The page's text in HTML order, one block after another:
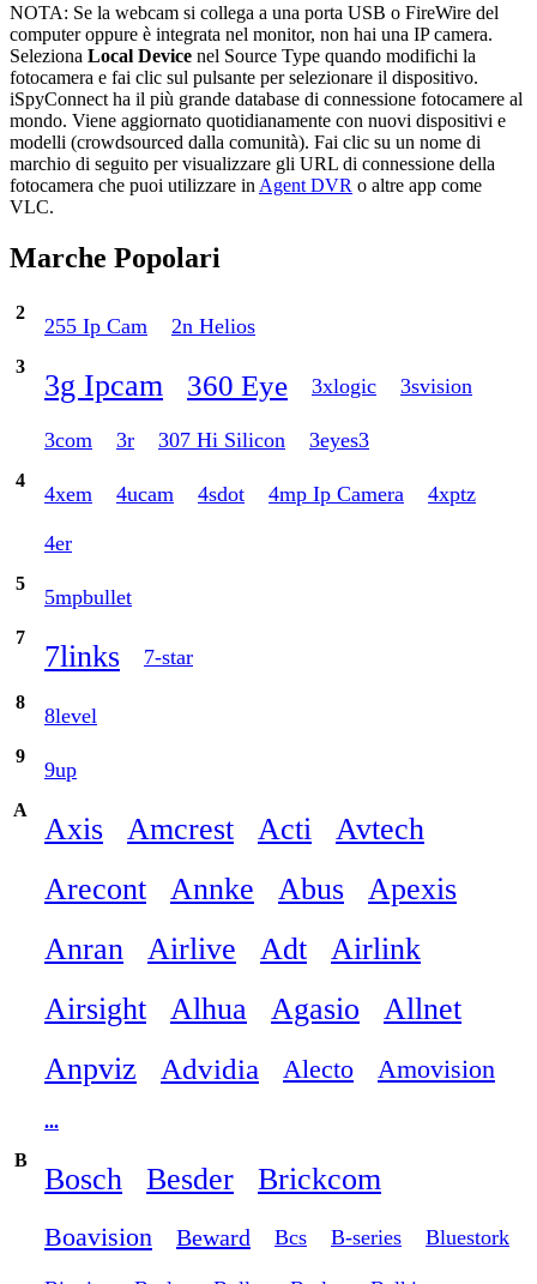
NOTA: Se la webcam si collega a una porta USB o FireWire del
computer oppure è integrata nel monitor, non hai una IP camera.
Seleziona Local Device nel Source Type quando modifichi la
fotocamera e fai clic sul pulsante per selezionare il dispositivo.
iSpyConnect ha il più grande database di connessione fotocamere al
mondo. Viene aggiornato quotidianamente con nuovi dispositivi e
modelli (crowdsourced dalla comunità). Fai clic su un nome di
marchio di seguito per visualizzare gli URL di connessione della
fotocamera che puoi utilizzare in Agent DVR o altre app come
VLC.
Marche Popolari
2
255 Ip Cam 2n Helios
3
3g Ipcam 360 Eye 3xlogic 3svision
3com 3r 307 Hi Silicon 3eyes3
4
4xem 4ucam 4sdot 4mp Ip Camera 4xptz
4er
5
5mpbullet
7
7links 7-star
8
8level
9
9up
A
Axis Amcrest Acti
Avtech
Arecont
Annke Abus
Apexis
Anran
Airlive Adt
Airlink
Airsight
Alhua Agasio
Allnet
Anpviz
Advidia Alecto Amovision
...
B
Bosch Besder Brickcom
Boavision Beward Bcs B-series Bluestork